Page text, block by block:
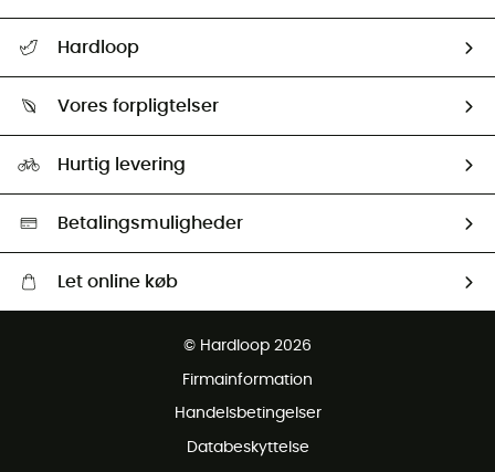
Returnering & Tilbagebetaling
Hardloop
Our ambassadors
Vores forpligtelser
Second hand
HardGreen Udvalg
Hurtig levering
Betalingsmuligheder
Let online køb
Gratis retur inden for 100 dage
© Hardloop 2026
Firmainformation
Handelsbetingelser
Databeskyttelse